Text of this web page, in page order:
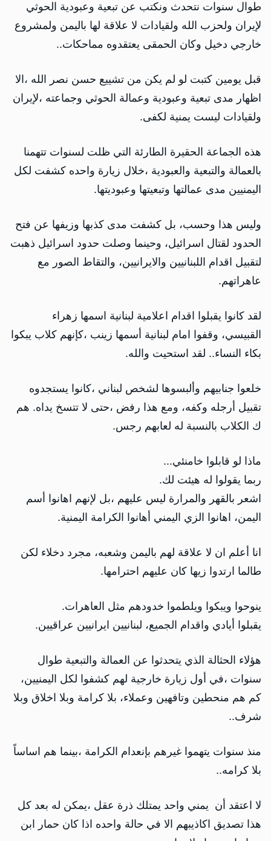
‏طوال سنوات نتحدث ونكتب عن تبعية وعبودية الحوثي
لإيران ولحزب الله ولقيادات لا علاقة لها باليمن ولمشروع
خارجي دخيل وكان الحمقى يعتقدوه مماحكات..
قبل يومين كتبت لو لم يكن من تشييع حسن نصر الله ،الا
اظهار مدى تبعية وعبودية وعمالة الحوثي وجماعته ،لإيران
ولقيادات ليست يمنية لكفى.
هذه الجماعة الحقيرة الطارئة التي ظلت لسنوات تتهمنا
بالعمالة والتبعية والعبودية ،خلال زيارة واحده كشفت لكل
اليمنيين مدى عمالتها وتبعيتها وعبوديتها.
وليس هذا وحسب، بل كشفت مدى كذبها وزيفها عن فتح
الحدود لقتال اسرائيل، وحينما وصلت حدود اسرائيل ذهبت
لتقبيل اقدام اللبنانيين والايرانيين، والتقاط الصور مع
عاهراتهم.
لقد كانوا يقبلوا اقدام اعلامية لبنانية اسمها زهراء
القبيسي، وقفوا امام لبنانية أسمها زينب ،كإنهم كلاب يبكوا
بكاء النساء.. لقد استحيت والله.
خلعوا جنابيهم وألبسوها لشخص لبناني ،كانوا يستجدوه
تقبيل أرجله وكفه، ومع هذا رفض ،حتى لا تتسخ يداه. هم
ك الكلاب بالنسبة له لعابهم رجس.
ماذا لو قابلوا خامنئي...
ربما يقولوا له هيئت لك.
اشعر بالقهر والمرارة ليس عليهم ،بل لإنهم اهانوا أسم
اليمن، اهانوا الزي اليمني أهانوا الكرامة اليمنية.
انا أعلم ان لا علاقة لهم باليمن وشعبه، مجرد دخلاء لكن
طالما ارتدوا زيها كان عليهم احترامها.
ينوحوا ويبكوا ويلطموا خدودهم مثل العاهرات.
يقبلوا أيادي واقدام الجميع، لبنانيين ايرانيين عراقيين.
هؤلاء الحثالة الذي يتحدثوا عن العمالة والتبعية طوال
سنوات ،في أول زيارة خارجية لهم كشفوا لكل اليمنيين،
كم هم منحطين وتافهين وعملاء، بلا كرامة وبلا اخلاق وبلا
شرف..
منذ سنوات يتهموا غيرهم بإنعدام الكرامة ،بينما هم اساساً
بلا كرامه..
لا اعتقد أن يمني واحد يمتلك ذرة عقل ،يمكن له بعد كل
هذا تصديق اكاذيبهم الا في حالة واحده اذا كان حمار ابن